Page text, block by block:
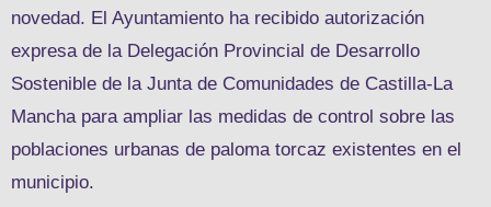
novedad. El Ayuntamiento ha recibido autorización
expresa de la Delegación Provincial de Desarrollo
Sostenible de la Junta de Comunidades de Castilla-La
Mancha para ampliar las medidas de control sobre las
poblaciones urbanas de paloma torcaz existentes en el
municipio.